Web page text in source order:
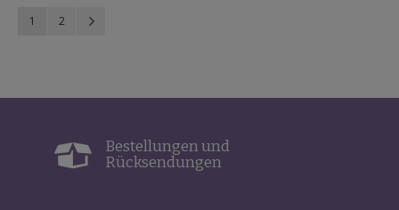
Seite
Sie lesen gerade Seite
1 Seite
2
Bestellungen und
Rücksendungen